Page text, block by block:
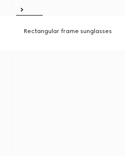
Rectangular frame sunglasses